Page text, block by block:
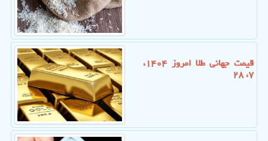
قیمت جهانی طلا امروز ۱۴۰۴،
۷، ۲۸